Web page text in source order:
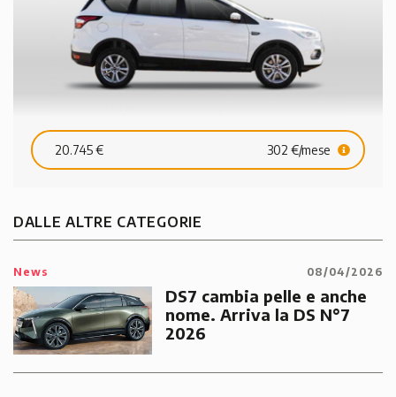
20.745 € 302 €/mese
DALLE ALTRE CATEGORIE
News 08/04/2026
DS7 cambia pelle e anche
nome. Arriva la DS N°7
2026